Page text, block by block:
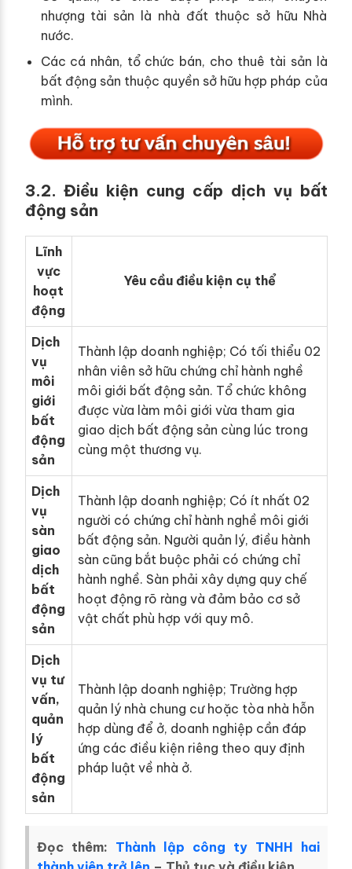
nhượng tài sản là nhà đất thuộc sở hữu Nhà
nước.
Các cá nhân, tổ chức bán, cho thuê tài sản là
bất động sản thuộc quyền sở hữu hợp pháp của
mình.
3.2. Điều kiện cung cấp dịch vụ bất
động sản
Lĩnh
vực
hoạt
động
Yêu cầu điều kiện cụ thể
Dịch
vụ
môi
giới
bất
động
sản
Thành lập doanh nghiệp; Có tối thiểu 02
nhân viên sở hữu chứng chỉ hành nghề
môi giới bất động sản. Tổ chức không
được vừa làm môi giới vừa tham gia
giao dịch bất động sản cùng lúc trong
cùng một thương vụ.
Dịch
vụ
sàn
giao
dịch
bất
động
sản
Thành lập doanh nghiệp; Có ít nhất 02
người có chứng chỉ hành nghề môi giới
bất động sản. Người quản lý, điều hành
sàn cũng bắt buộc phải có chứng chỉ
hành nghề. Sàn phải xây dựng quy chế
hoạt động rõ ràng và đảm bảo cơ sở
vật chất phù hợp với quy mô.
Dịch
vụ tư
vấn,
quản
lý
bất
động
sản
Thành lập doanh nghiệp; Trường hợp
quản lý nhà chung cư hoặc tòa nhà hỗn
hợp dùng để ở, doanh nghiệp cần đáp
ứng các điều kiện riêng theo quy định
pháp luật về nhà ở.
Đọc thêm: Thành lập công ty TNHH hai